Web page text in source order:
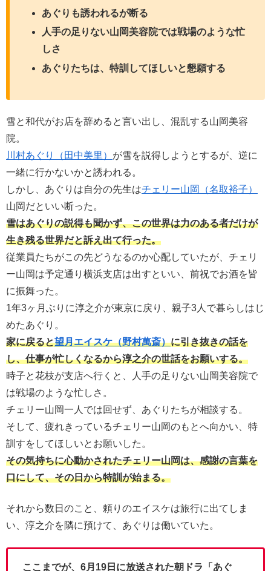
あぐりも誘われるが断る
人手の足りない山岡美容院では戦場のような忙
しさ
あぐりたちは、特訓してほしいと懇願する
雪と和代がお店を辞めると言い出し、混乱する山岡美容
院。
川村あぐり（田中美里） が雪を説得しようとするが、逆に
一緒に行かないかと誘われる。
しかし、あぐりは自分の先生はチェリー山岡（名取裕子）
山岡だといい断った。
雪はあぐりの説得も聞かず、この世界は力のある者だけが
生き残る世界だと訴え出て行った。
従業員たちがこの先どうなるのか心配していたが、チェリ
ー山岡は予定通り横浜支店は出すといい、前祝でお酒を皆
に振舞った。
1年3ヶ月ぶりに淳之介が東京に戻り、親子3人で暮らしはじ
めたあぐり。
家に戻ると望月エイスケ（野村萬斎）に引き抜きの話を
し、仕事が忙しくなるから淳之介の世話をお願いする。
時子と花枝が支店へ行くと、人手の足りない山岡美容院で
は戦場のような忙しさ。
チェリー山岡一人では回せず、あぐりたちが相談する。
そして、疲れきっているチェリー山岡のもとへ向かい、特
訓すをしてほしいとお願いした。
その気持ちに心動かされたチェリー山岡は、感謝の言葉を
口にして、その日から特訓が始まる。
それから数日のこと、頼りのエイスケは旅行に出てしま
い、淳之介を隣に預けて、あぐりは働いていた。
ここまでが、6月19日に放送された朝ドラ「あぐ